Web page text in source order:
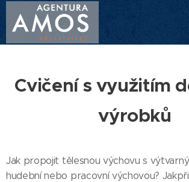
Cvičení s využitím
výrobků
Jak propojit tělesnou výchovu s
hudební nebo pracovní výchovou?